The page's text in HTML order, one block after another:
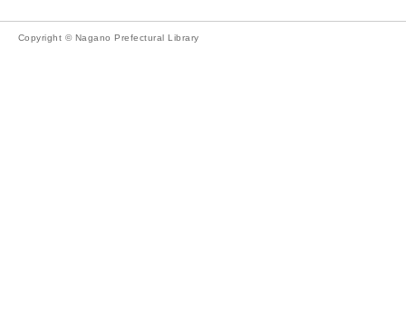
Copyright © Nagano Prefectural Library